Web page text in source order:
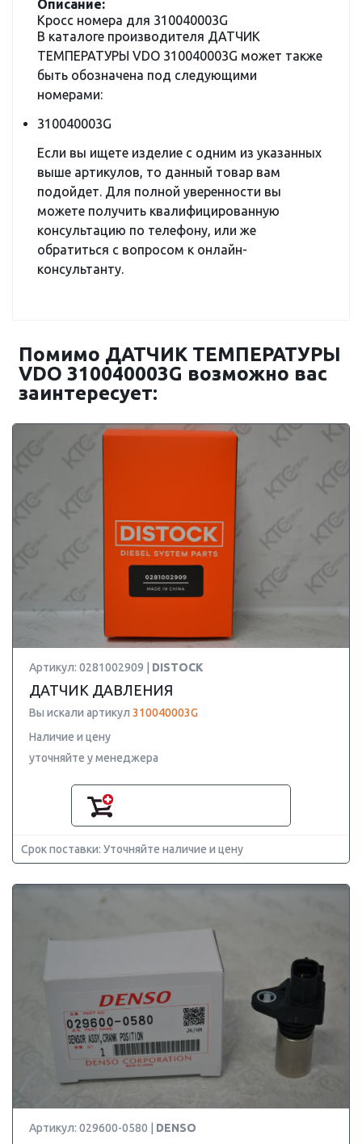
Описание:
Кросс номера для 310040003G
В каталоге производителя ДАТЧИК
ТЕМПЕРАТУРЫ VDO 310040003G может также
быть обозначена под следующими
номерами:
310040003G
Если вы ищете изделие с одним из указанных
выше артикулов, то данный товар вам
подойдет. Для полной уверенности вы
можете получить квалифицированную
консультацию по телефону, или же
обратиться с вопросом к онлайн-
консультанту.
Помимо ДАТЧИК ТЕМПЕРАТУРЫ
VDO 310040003G возможно вас
заинтересует:
Артикул: 0281002909 | DISTOCK
ДАТЧИК ДАВЛЕНИЯ
Вы искали артикул 310040003G
Наличие и цену
уточняйте у менеджера
Срок поставки: Уточняйте наличие и цену
Артикул: 029600-0580 | DENSO